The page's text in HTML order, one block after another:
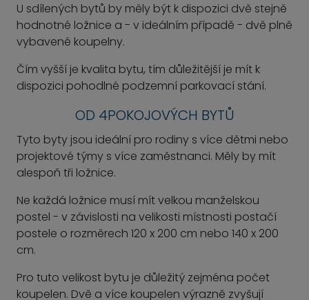
U sdílených bytů by měly být k dispozici dvě stejně
hodnotné ložnice a - v ideálním případě - dvě plně
vybavené koupelny.
Čím vyšší je kvalita bytu, tím důležitější je mít k
dispozici pohodlné podzemní parkovací stání.
OD 4POKOJOVÝCH BYTŮ
Tyto byty jsou ideální pro rodiny s více dětmi nebo
projektové týmy s více zaměstnanci. Měly by mít
alespoň tři ložnice.
Ne každá ložnice musí mít velkou manželskou
postel - v závislosti na velikosti místnosti postačí
postele o rozměrech 120 x 200 cm nebo 140 x 200
cm.
Pro tuto velikost bytu je důležitý zejména počet
koupelen. Dvě a více koupelen výrazně zvyšují